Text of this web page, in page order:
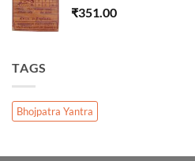
₹351.00
TAGS
Bhojpatra Yantra